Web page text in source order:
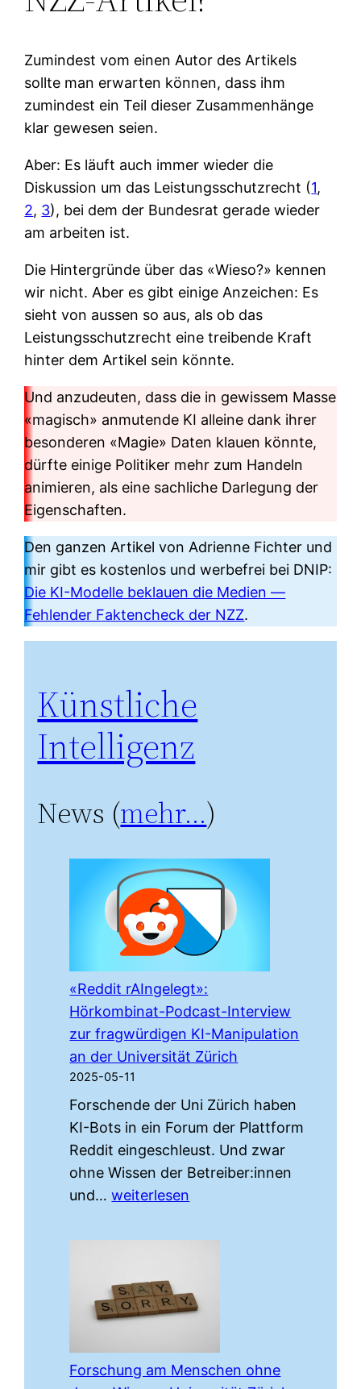
Zumindest vom einen Autor des Artikels
sollte man erwarten können, dass ihm
zumindest ein Teil dieser Zusammenhänge
klar gewesen seien.
Aber: Es läuft auch immer wieder die
Diskussion um das Leistungsschutzrecht (1,
2, 3), bei dem der Bundesrat gerade wieder
am arbeiten ist.
Die Hintergründe über das «Wieso?» kennen
wir nicht. Aber es gibt einige Anzeichen: Es
sieht von aussen so aus, als ob das
Leistungsschutzrecht eine treibende Kraft
hinter dem Artikel sein könnte.
Und anzudeuten, dass die in gewissem Masse
«magisch» anmutende KI alleine dank ihrer
besonderen «Magie» Daten klauen könnte,
dürfte einige Politiker mehr zum Handeln
animieren, als eine sachliche Darlegung der
Eigenschaften.
Den ganzen Artikel von Adrienne Fichter und
mir gibt es kostenlos und werbefrei bei DNIP:
Die KI-Modelle beklauen die Medien —
Fehlender Faktencheck der NZZ.
Künstliche
Intelligenz
News (mehr…)
«Reddit rAIngelegt»:
Hörkombinat-Podcast-Interview
zur fragwürdigen KI-Manipulation
an der Universität Zürich
2025-05-11
Forschende der Uni Zürich haben
KI-Bots in ein Forum der Plattform
Reddit eingeschleust. Und zwar
ohne Wissen der Betreiber:innen
und…«Reddit
Hörkombinat-
Interview
zur
KI-
Manipulation
weiterlesen
Forschung am Menschen ohne